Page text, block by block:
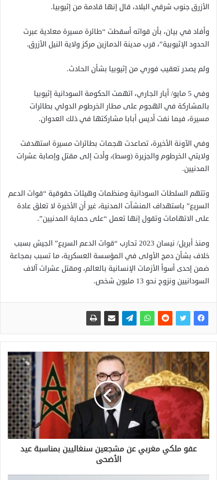
الأزرق جنوب شرقي البلاد، قال إنها قادمة من إثيوبيا.
وأفاد في بيان، بأن قواته أسقطت “طائرة مسيرة معادية عبرت
الحدود الإثيوبية”، قرب مدينة الدمازين مركز ولاية النيل الأزرق.
ولم يصدر تعقيب فوري من إثيوبيا بشأن الحادث.
وفي 5 مايو/ أيار الجاري، اتهمت الحكومة السودانية إثيوبيا
بالمشاركة في الهجوم على مطار الخرطوم الدولي بطائرات
مسيرة، فيما نفت أديس أبابا مشاركتها في ذلك العدوان.
وفي الآونة الأخيرة، تصاعدت هجمات بطائرات مسيرة استهدفت
ولايتي الخرطوم والجزيرة (وسط)، وأدت إلى مقتل وإصابة عشرات
المدنيين.
وتتهم السلطات السودانية ومنظمات وهيئات حقوقية “قوات الدعم
السريع” باستهداف المنشآت المدنية، غير أن الأخيرة لا تعلق عادة
على الاتهامات وتقول إنها تعمل “على حماية المدنيين”.
ومنذ أبريل/ نيسان 2023 تحارب “قوات الدعم السريع” الجيش بسبب
خلاف بشأن دمج الأولى في المؤسسة العسكرية، ما تسبب بمجاعة
ضمن إحدى أسوأ الأزمات الإنسانية بالعالم، ومقتل عشرات آلاف
السودانيين ونزوح نحو 13 مليون شخص.
عفو ملكي مغربي عن مشجعين سنغاليين بمناسبة عيد
الأضحى